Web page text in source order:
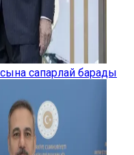
сапарлай барады